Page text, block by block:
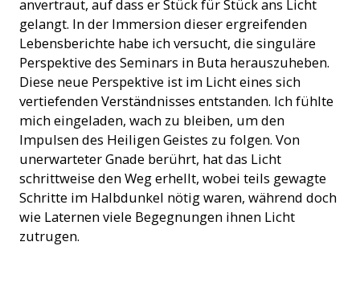
anvertraut, auf dass er Stück für Stück ans Licht
gelangt. In der Immersion dieser ergreifenden
Lebensberichte habe ich versucht, die singuläre
Perspektive des Seminars in Buta herauszuheben.
Diese neue Perspektive ist im Licht eines sich
vertiefenden Verständnisses entstanden. Ich fühlte
mich eingeladen, wach zu bleiben, um den
Impulsen des Heiligen Geistes zu folgen. Von
unerwarteter Gnade berührt, hat das Licht
schrittweise den Weg erhellt, wobei teils gewagte
Schritte im Halbdunkel nötig waren, während doch
wie Laternen viele Begegnungen ihnen Licht
zutrugen.